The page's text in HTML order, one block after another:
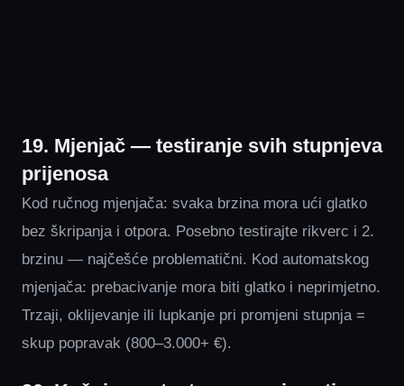
19. Mjenjač — testiranje svih stupnjeva
prijenosa
Kod ručnog mjenjača: svaka brzina mora ući glatko
bez škripanja i otpora. Posebno testirajte rikverc i 2.
brzinu — najčešće problematični. Kod automatskog
mjenjača: prebacivanje mora biti glatko i neprimjetno.
Trzaji, oklijevanje ili lupkanje pri promjeni stupnja =
skup popravak (800–3.000+ €).